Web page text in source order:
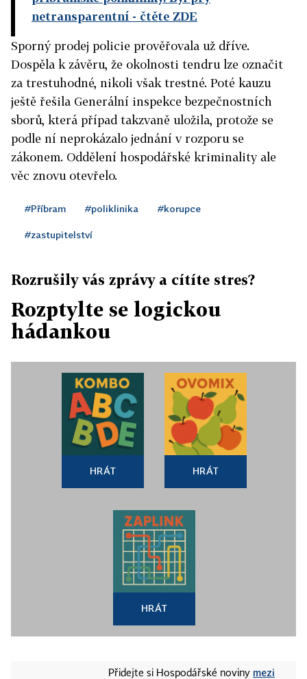
netransparentní - čtěte ZDE
Sporný prodej policie prověřovala už dříve.
Dospěla k závěru, že okolnosti tendru lze označit
za trestuhodné, nikoli však trestné. Poté kauzu
ještě řešila Generální inspekce bezpečnostních
sborů, která případ takzvaně uložila, protože se
podle ní neprokázalo jednání v rozporu se
zákonem. Oddělení hospodářské kriminality ale
věc znovu otevřelo.
#Příbram #poliklinika #korupce
#zastupitelství
Rozrušily vás zprávy a cítíte stres?
Rozptylte se logickou
hádankou
HRÁT HRÁT
HRÁT
Přidejte si Hospodářské noviny mezi